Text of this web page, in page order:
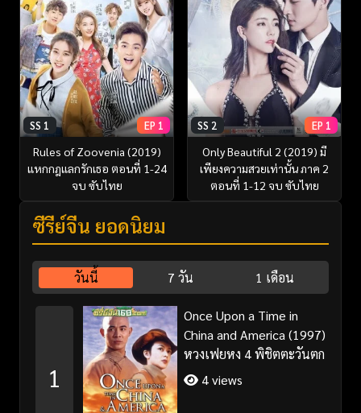
SS 1 EP 1
Rules of Zoovenia (2019)
แหกกฎแลกรักเธอ ตอนที่ 1-24
จบ ซับไทย
SS 2 EP 1
Only Beautiful 2 (2019) มี
เพียงความสวยเท่านั้น ภาค 2
ตอนที่ 1-12 จบ ซับไทย
ซีรี่ย์จีน ยอดนิยม
วันนี้ 7 วัน 1 เดือน
1
Once Upon a Time in
China and America (1997)
หวงเฟยหง 4 พิชิตตะวันตก
4 views